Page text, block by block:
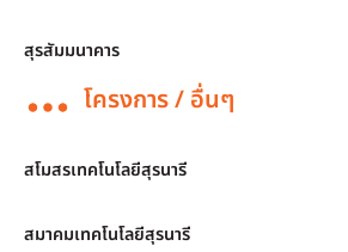
สุรสัมมนาคาร
โครงการ / อื่นๆ
สโมสรเทคโนโลยีสุรนารี
สมาคมเทคโนโลยีสุรนารี